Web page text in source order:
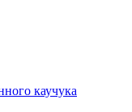
каучука